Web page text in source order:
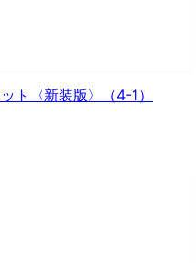
ト〈新装版〉（4-1）